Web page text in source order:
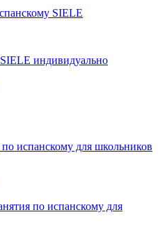
SIELE
индивидуально
испанскому для школьников
по испанскому для